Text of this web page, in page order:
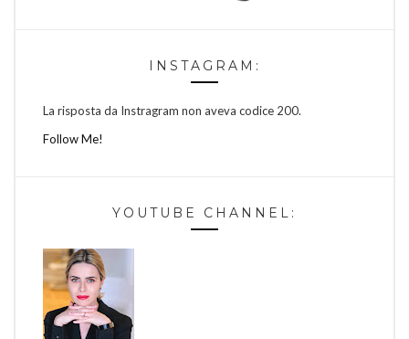
INSTAGRAM:
La risposta da Instragram non aveva codice 200.
Follow Me!
YOUTUBE CHANNEL: